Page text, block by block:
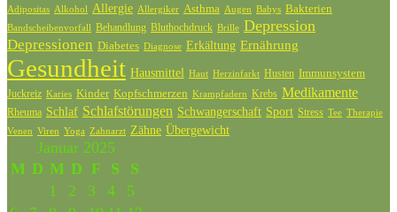
Adipositas Alkohol Allergie Allergiker Asthma Augen Babys Bakterien
Bandscheibenvorfall Behandlung Bluthochdruck Brille Depression
Depressionen Diabetes Diagnose Erkältung Ernährung
Gesundheit Hausmittel Haut Herzinfarkt Husten Immunsystem
Juckreiz Karies Kinder Kopfschmerzen Krampfadern Krebs Medikamente
Rheuma Schlaf Schlafstörungen Schwangerschaft Sport Stress Tee Therapie
Venen Viren Yoga Zahnarzt Zähne Übergewicht
Januar 2025
M D M D F S
S
1
2 3 4
5